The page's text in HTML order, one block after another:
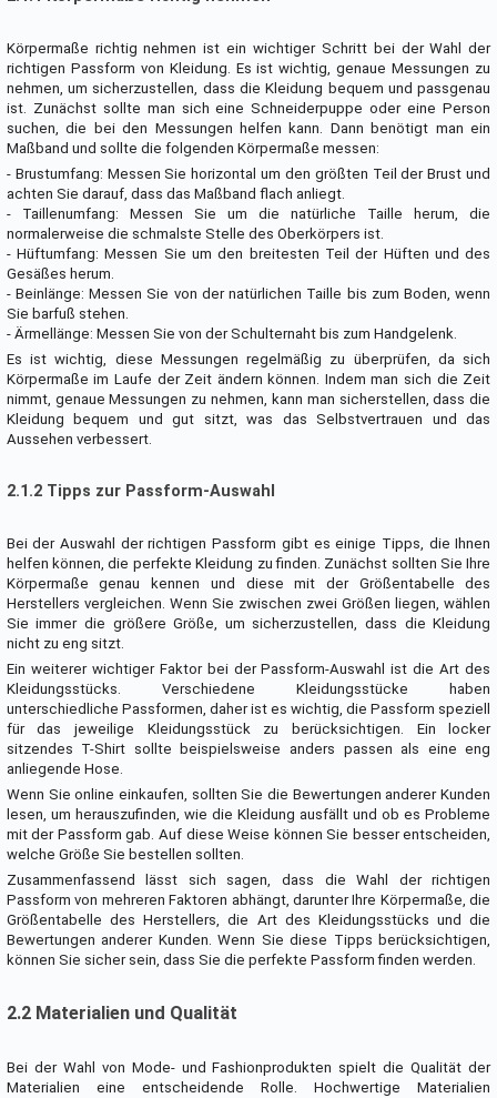
Körpermaße richtig nehmen ist ein wichtiger Schritt bei der Wahl der
richtigen Passform von Kleidung. Es ist wichtig, genaue Messungen zu
nehmen, um sicherzustellen, dass die Kleidung bequem und passgenau
ist. Zunächst sollte man sich eine Schneiderpuppe oder eine Person
suchen, die bei den Messungen helfen kann. Dann benötigt man ein
Maßband und sollte die folgenden Körpermaße messen:
- Brustumfang: Messen Sie horizontal um den größten Teil der Brust und
achten Sie darauf, dass das Maßband flach anliegt.
- Taillenumfang: Messen Sie um die natürliche Taille herum, die
normalerweise die schmalste Stelle des Oberkörpers ist.
- Hüftumfang: Messen Sie um den breitesten Teil der Hüften und des
Gesäßes herum.
- Beinlänge: Messen Sie von der natürlichen Taille bis zum Boden, wenn
Sie barfuß stehen.
- Ärmellänge: Messen Sie von der Schulternaht bis zum Handgelenk.
Es ist wichtig, diese Messungen regelmäßig zu überprüfen, da sich
Körpermaße im Laufe der Zeit ändern können. Indem man sich die Zeit
nimmt, genaue Messungen zu nehmen, kann man sicherstellen, dass die
Kleidung bequem und gut sitzt, was das Selbstvertrauen und das
Aussehen verbessert.
2.1.2 Tipps zur Passform-Auswahl
Bei der Auswahl der richtigen Passform gibt es einige Tipps, die Ihnen
helfen können, die perfekte Kleidung zu finden. Zunächst sollten Sie Ihre
Körpermaße genau kennen und diese mit der Größentabelle des
Herstellers vergleichen. Wenn Sie zwischen zwei Größen liegen, wählen
Sie immer die größere Größe, um sicherzustellen, dass die Kleidung
nicht zu eng sitzt.
Ein weiterer wichtiger Faktor bei der Passform-Auswahl ist die Art des
Kleidungsstücks. Verschiedene Kleidungsstücke haben
unterschiedliche Passformen, daher ist es wichtig, die Passform speziell
für das jeweilige Kleidungsstück zu berücksichtigen. Ein locker
sitzendes T-Shirt sollte beispielsweise anders passen als eine eng
anliegende Hose.
Wenn Sie online einkaufen, sollten Sie die Bewertungen anderer Kunden
lesen, um herauszufinden, wie die Kleidung ausfällt und ob es Probleme
mit der Passform gab. Auf diese Weise können Sie besser entscheiden,
welche Größe Sie bestellen sollten.
Zusammenfassend lässt sich sagen, dass die Wahl der richtigen
Passform von mehreren Faktoren abhängt, darunter Ihre Körpermaße, die
Größentabelle des Herstellers, die Art des Kleidungsstücks und die
Bewertungen anderer Kunden. Wenn Sie diese Tipps berücksichtigen,
können Sie sicher sein, dass Sie die perfekte Passform finden werden.
2.2 Materialien und Qualität
Bei der Wahl von Mode- und Fashionprodukten spielt die Qualität der
Materialien eine entscheidende Rolle. Hochwertige Materialien